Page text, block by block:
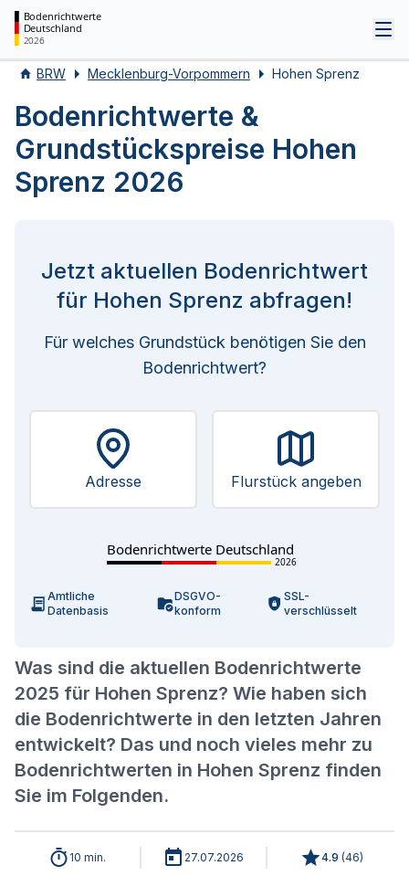
Bodenrichtwerte
Deutschland
2026
BRW Mecklenburg-Vorpommern Hohen Sprenz
Bodenrichtwerte &
Grundstückspreise Hohen
Sprenz 2026
Was sind die aktuellen Bodenrichtwerte
2025 für Hohen Sprenz? Wie haben sich
die Bodenrichtwerte in den letzten Jahren
entwickelt? Das und noch vieles mehr zu
Bodenrichtwerten in Hohen Sprenz finden
Sie im Folgenden.
Jetzt aktuellen Bodenrichtwert
für Hohen Sprenz abfragen!
Für welches Grundstück benötigen Sie den
Bodenrichtwert?
Adresse Flurstück angeben
Bodenrichtwerte Deutschland
2026
Amtliche
Datenbasis
DSGVO-
konform
SSL-
verschlüsselt
10 min. 27.07.2026 4.9 (46)